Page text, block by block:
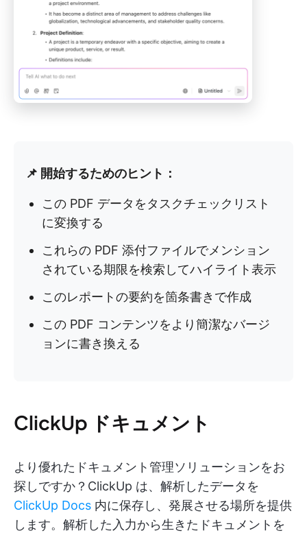
📌 開始するためのヒント：
この PDF データをタスクチェックリスト
に変換する
これらの PDF 添付ファイルでメンション
されている期限を検索してハイライト表示
このレポートの要約を箇条書きで作成
この PDF コンテンツをより簡潔なバージ
ョンに書き換える
ClickUp ドキュメント
より優れたドキュメント管理ソリューションをお
探しですか？ClickUp は、解析したデータを
ClickUp Docs 内に保存し、発展させる場所を提供
します。解析した入力から生きたドキュメントを